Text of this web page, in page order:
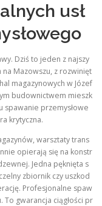
usł
Dziś to jeden z najszy
Mazowszu, z rozwinięt
magazynowych w Józef
budownictwem mieszk
spawanie przemysłowe
krytyczna.
warsztaty trans
opierają się na konstr
Jedna pęknięta s
zbiornik czy uszkod
Profesjonalne spaw
To gwarancja ciągłości pr